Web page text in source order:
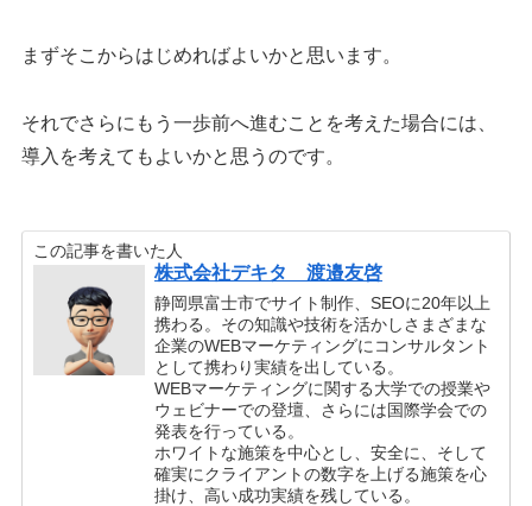
まずそこからはじめればよいかと思います。
それでさらにもう一歩前へ進むことを考えた場合には、
導入を考えてもよいかと思うのです。
この記事を書いた人
株式会社デキタ 渡邉友啓
静岡県富士市でサイト制作、SEOに20年以上
携わる。その知識や技術を活かしさまざまな
企業のWEBマーケティングにコンサルタント
として携わり実績を出している。
WEBマーケティングに関する大学での授業や
ウェビナーでの登壇、さらには国際学会での
発表を行っている。
ホワイトな施策を中心とし、安全に、そして
確実にクライアントの数字を上げる施策を心
掛け、高い成功実績を残している。